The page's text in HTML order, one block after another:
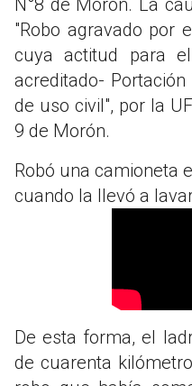
N°8 de Morón. La
"Robo agravado por
cuya actitud para
acreditado-
de uso civil", por la
9 de Morón.
Robó una camioneta
cuando la llevó a
De esta forma, el
de cuarenta